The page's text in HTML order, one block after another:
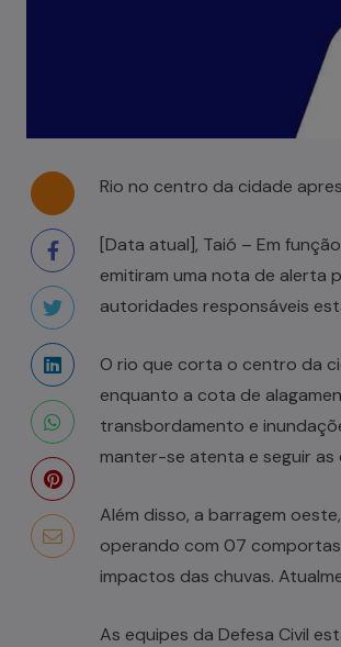
Rio no centro da cidade
[Data atual], Taió – Em
emitiram uma nota de alerta
autoridades responsáveis
O rio que corta o centro da
enquanto a cota de
transbordamento e
manter-se atenta e seguir
Além disso, a barragem
operando com 07 comportas
impactos das chuvas.
As equipes da Defesa Civil